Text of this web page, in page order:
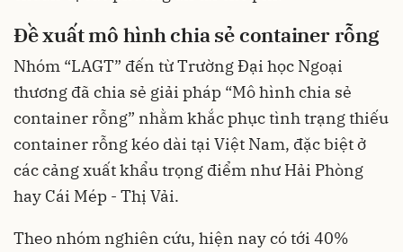
Đề xuất mô hình chia sẻ container rỗng
Nhóm “LAGT” đến từ Trường Đại học Ngoại
thương đã chia sẻ giải pháp “Mô hình chia sẻ
container rỗng” nhằm khắc phục tình trạng thiếu
container rỗng kéo dài tại Việt Nam, đặc biệt ở
các cảng xuất khẩu trọng điểm như Hải Phòng
hay Cái Mép - Thị Vải.
Theo nhóm nghiên cứu, hiện nay có tới 40%